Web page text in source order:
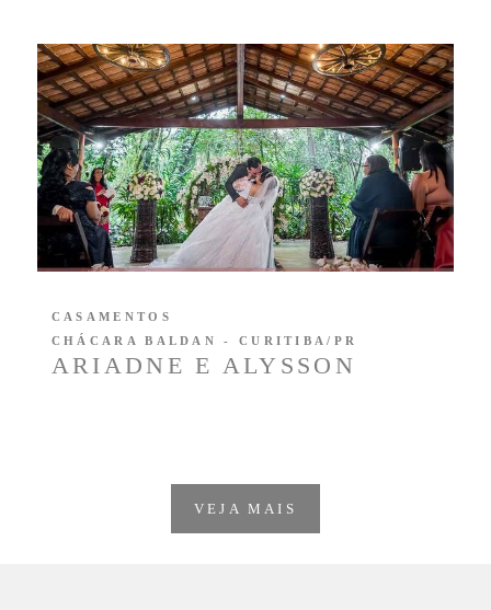
ARIADNE E ALYSSON
CASAMENTOS
CHÁCARA BALDAN - CURITIBA/PR
VEJA MAIS